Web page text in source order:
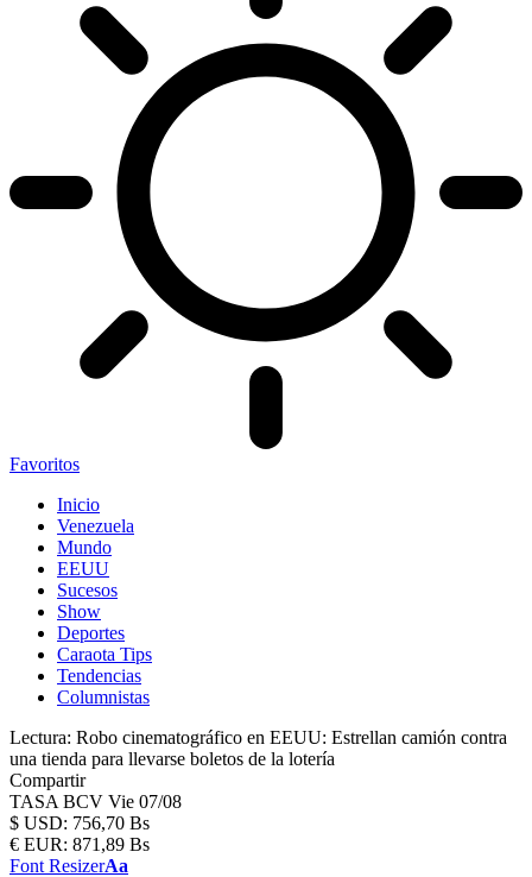
Favoritos
Inicio
Venezuela
Mundo
EEUU
Sucesos
Show
Deportes
Caraota Tips
Tendencias
Columnistas
Lectura: Robo cinematográfico en EEUU: Estrellan camión contra
una tienda para llevarse boletos de la lotería
Compartir
TASA BCV Vie 07/08
$ USD: 756,70 Bs
€ EUR: 871,89 Bs
Font ResizerAa